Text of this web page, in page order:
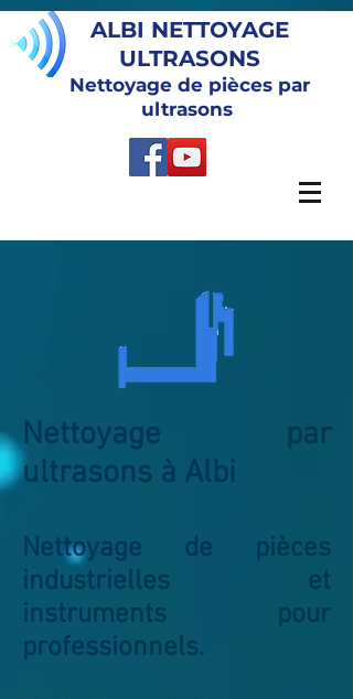
ALBI NETTOYAGE
ULTRASONS
Nettoyage de pièces par
ultrasons
Nettoyage par
ultrasons à Albi
Nettoyage de pièces
industrielles et
instruments pour
professionnels.